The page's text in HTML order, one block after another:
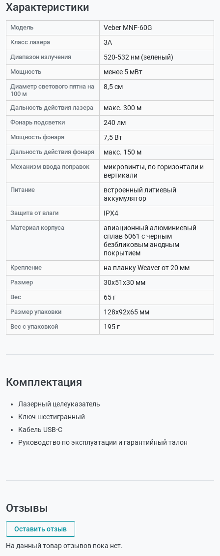
Характеристики
Модель Veber MNF-60G
Класс лазера 3A
Диапазон излучения 520-532 нм (зеленый)
Мощность менее 5 мВт
Диаметр светового пятна на
100 м
8,5 см
Дальность действия лазера макс. 300 м
Фонарь подсветки 240 лм
Мощность фонаря 7,5 Вт
Дальность действия фонаря макс. 150 м
Механизм ввода поправок
микровинты, по горизонтали и
вертикали
Питание
встроенный литиевый
аккумулятор
Защита от влаги IPX4
Материал корпуса
авиационный алюминиевый
сплав 6061 с черным
безбликовым анодным
покрытием
Крепление на планку Weaver от 20 мм
Размер 30х51х30 мм
Вес 65 г
Размер упаковки 128х92х65 мм
Вес с упаковкой 195 г
Комплектация
Лазерный целеуказатель
Ключ шестигранный
Кабель USB-C
Руководство по эксплуатации и гарантийный талон
Отзывы
Оставить отзыв
На данный товар отзывов пока нет.